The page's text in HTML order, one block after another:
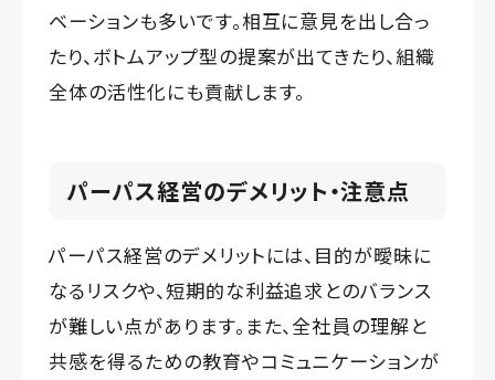
ベーションも多いです。相互に意見を出し合っ
たり、ボトムアップ型の提案が出てきたり、組織
全体の活性化にも貢献します。
パーパス経営のデメリット・注意点
パーパス経営のデメリットには、目的が曖昧に
なるリスクや、短期的な利益追求とのバランス
が難しい点があります。また、全社員の理解と
共感を得るための教育やコミュニケーションが